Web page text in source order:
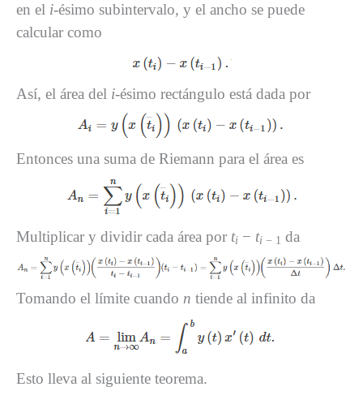
en el i-ésimo subintervalo, y el ancho se puede
calcular como
Así, el área del i-ésimo rectángulo está dada por
Entonces una suma de Riemann para el área es
Multiplicar y dividir cada área por ti − ti − 1 da
Tomando el límite cuando n tiende al infinito da
Esto lleva al siguiente teorema.